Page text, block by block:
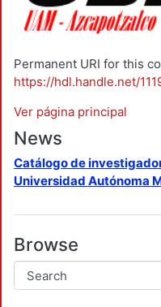
Permanent URI for this
https://hdl.handle.net/
Ver página principal
News
Catálogo de
Universidad Autónoma
Browse